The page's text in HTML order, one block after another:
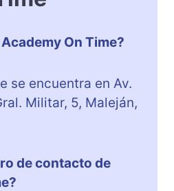
On Time?
se encuentra en Av.
Militar, 5, Maleján,
de contacto de